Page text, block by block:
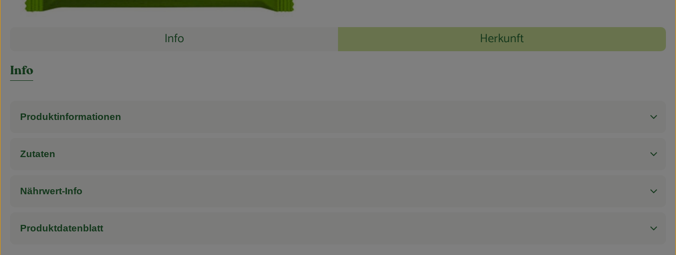
Rezepte
Info Herkunft
Info
Produktinformationen
Zutaten
Nährwert-Info
Produktdatenblatt